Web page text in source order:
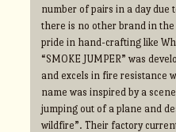
number of pairs in a day due
there is no other brand in the
pride in hand-crafting like
“SMOKE JUMPER” was
and excels in fire resistance
name was inspired by a
jumping out of a plane and
wildfire”. Their factory